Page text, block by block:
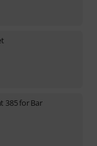
385 for Bar